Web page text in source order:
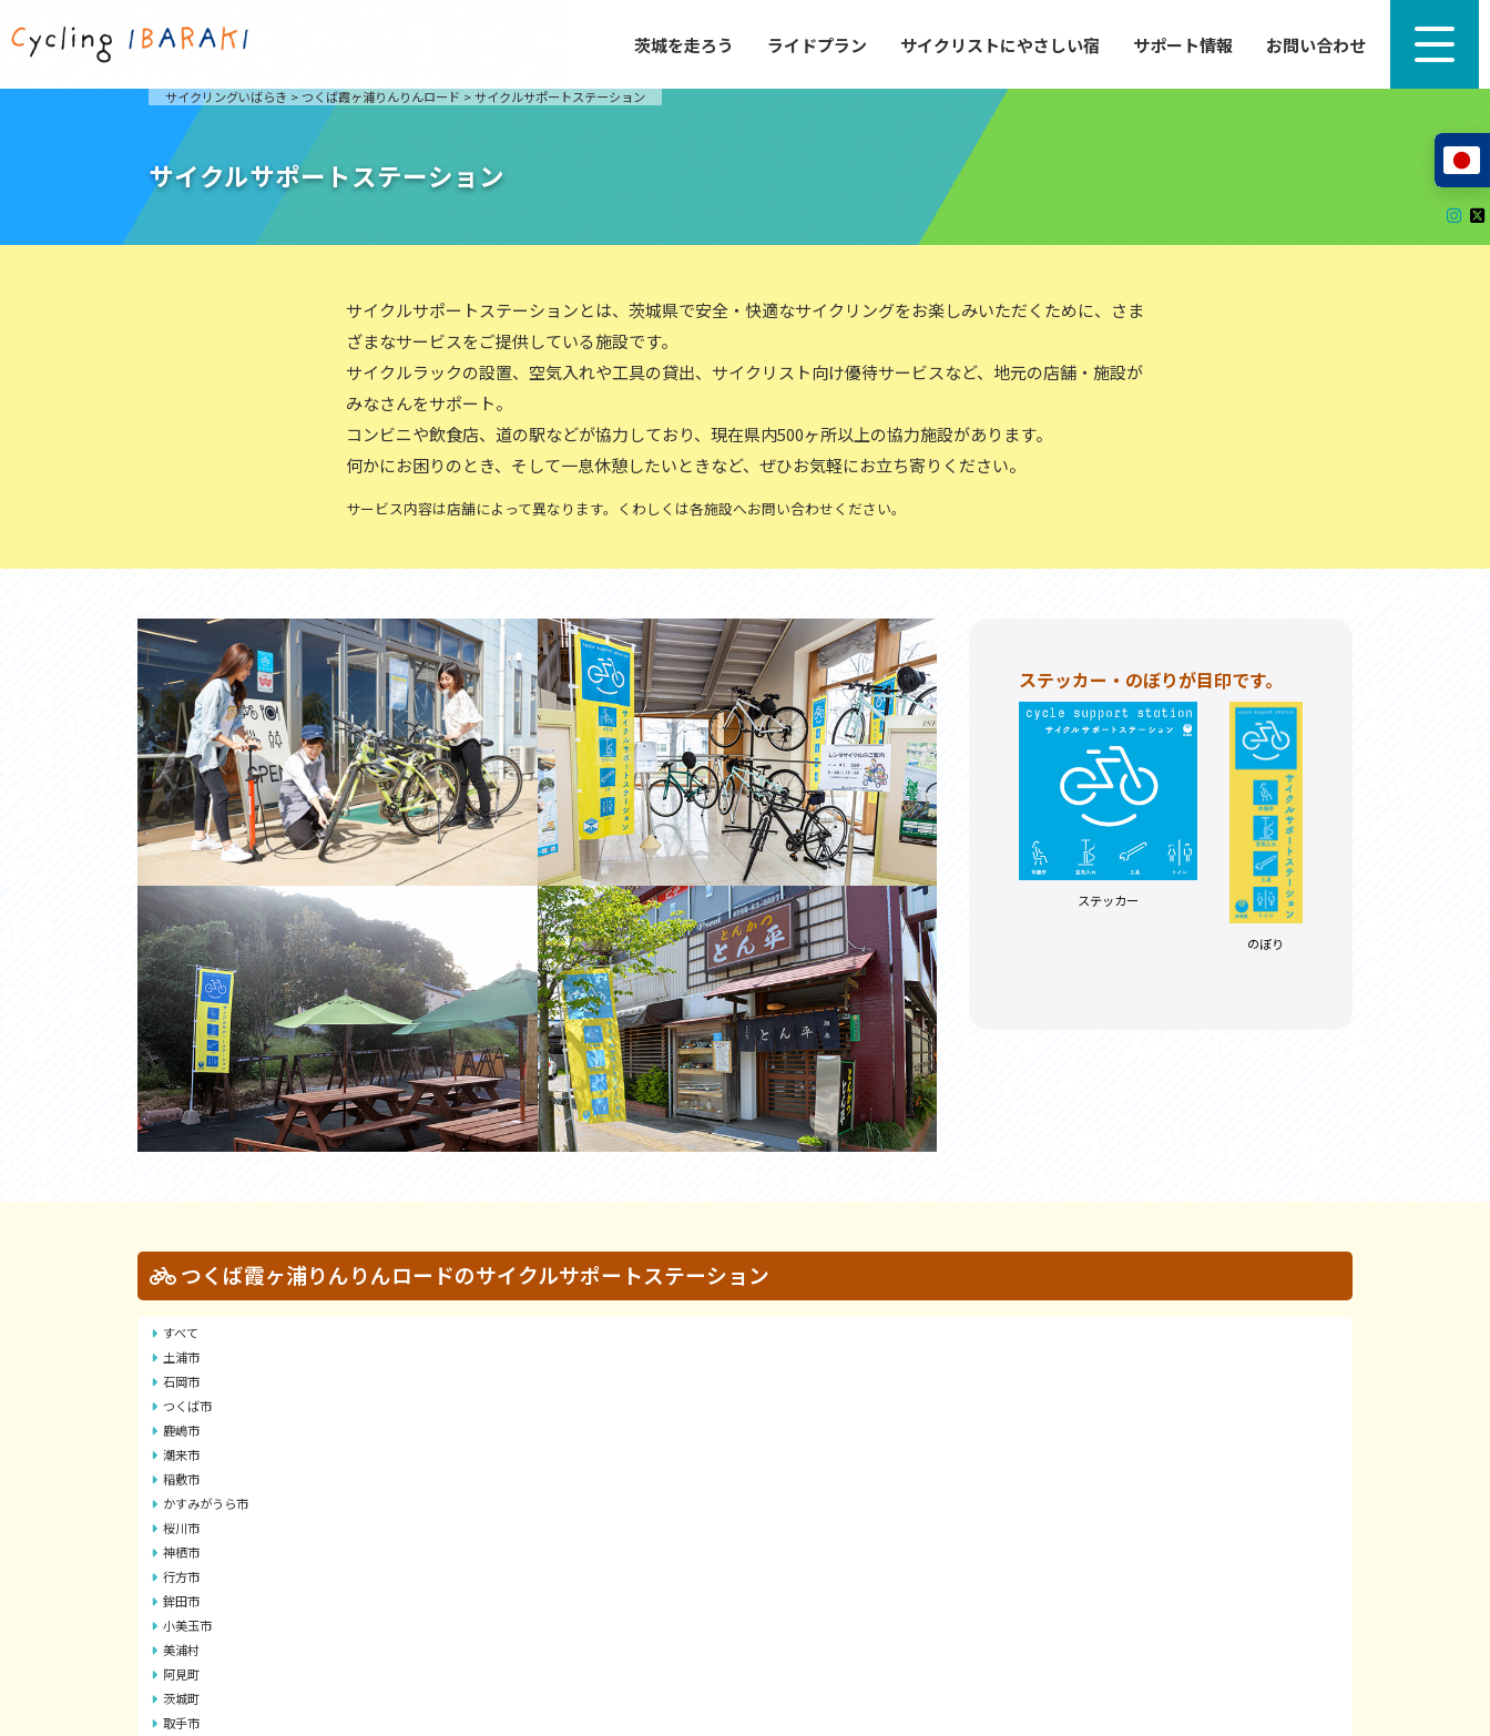
茨城を走ろう ライドプラン サイクリストにやさしい宿 サポート情報 お問い合わせ
自然が豊かで東京からも近い茨城県は、サイクリン
グに人気です。茨城県でのサイクリングの楽しみ方
をご紹介します。
サイクリングに茨城が人気の理由
3大サイクリングエリア
おすすめスタートポイント
ライドプラン
茨城県が認定した、サイクリストに「また来たい」
と思ってもらえるような便利でやさしい宿泊施設を
筑波山と霞ヶ浦をシンボルに、関東平野の自然を楽
しむ。日本を代表する「ナショナルサイクルルー
サイクリストにやさしい宿
広域レンタサイクル
自転車修理施設
サイクルサポートステーション
休憩所・トイレ
サポートライダー
りんりんスクエア土浦
つくば霞ヶ浦りんりんロード利活用推進協
議会
オリジナルグッズ
台湾「大東北角観光圏」との観光友好交流
旧筑波鉄道を廻る旅
奥久慈里山ヒルクライムルート
袋田の滝、八溝山、竜神大吊橋など、里山の風景が
広がる。起伏や勾配を感じる走りごたえのあるルー
コース紹介
アクセス
サイクリストにやさしい宿
レンタサイクル
サイクルサポートステーション
自転車修理施設
サポートライダー
奥久慈里山ヒルクライムルート利活用推進
協議会
大洗・ひたち海浜シーサイドルート
美しく変化に富んだ海岸線などを走り抜ける爽快な
コース紹介
アクセス
サイクリストにやさしい宿
レンタサイクル
サイクルサポートステーション
サポートライダー
自転車修理施設
大洗・ひたち海浜シーサイドルート利活用
推進協議会
その他の情報
サイクリングいばらき >つくば霞ヶ浦りんりんロード >サイクルサポートステーション
サイクルサポートステーション
サイクルサポートステーションとは、茨城県で安全・快適なサイクリングをお楽しみいただくために、さま
ざまなサービスをご提供している施設です。
サイクルラックの設置、空気入れや工具の貸出、サイクリスト向け優待サービスなど、地元の店舗・施設が
みなさんをサポート。
コンビニや飲食店、道の駅などが協力しており、現在県内500ヶ所以上の協力施設があります。
何かにお困りのとき、そして一息休憩したいときなど、ぜひお気軽にお立ち寄りください。
サービス内容は店舗によって異なります。くわしくは各施設へお問い合わせください。
ステッカー・のぼりが目印です。
ステッカー
のぼり
つくば霞ヶ浦りんりんロードのサイクルサポートステーション
すべて
土浦市
石岡市
つくば市
鹿嶋市
潮来市
稲敷市
かすみがうら市
桜川市
神栖市
行方市
鉾田市
小美玉市
美浦村
阿見町
茨城町
取手市